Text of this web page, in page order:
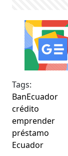
Tags:
BanEcuador
crédito
emprender
préstamo
Ecuador